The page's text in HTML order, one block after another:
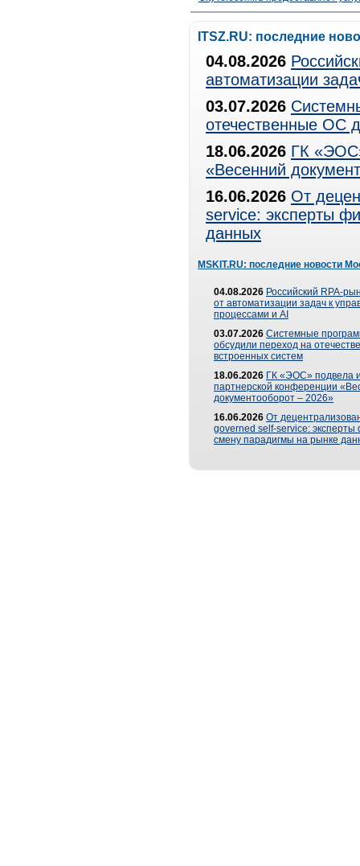
ITSZ.RU: последние
04.08.2026
автоматизации
03.07.2026
отечественные ОС
18.06.2026 ГК
«Весенний
16.06.2026 От
service: эксперты
данных
MSKIT.RU: последние новости
04.08.2026 Российский RPA-
от автоматизации задач к
процессами и AI
03.07.2026 Системные
обсудили переход на
встроенных систем
18.06.2026 ГК «ЭОС» подвела
партнерской конференции
документооборот – 2026»
16.06.2026 От
governed self-service: эксперты
смену парадигмы на рынке